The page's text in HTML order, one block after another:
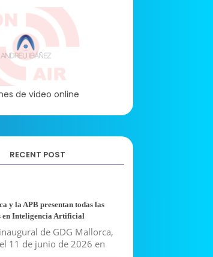
de video online
RECENT POST
y la APB presentan todas las
en Inteligencia Artificial
de GDG Mallorca,
11 de junio de 2026 en